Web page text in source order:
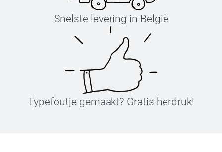
Snelste levering in België
Typefoutje gemaakt? Gratis herdruk!